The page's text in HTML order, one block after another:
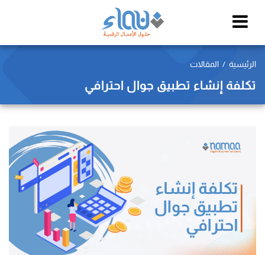
الرئيسية المقالات
تكلفة إنشاء تطبيق جوال احترافي